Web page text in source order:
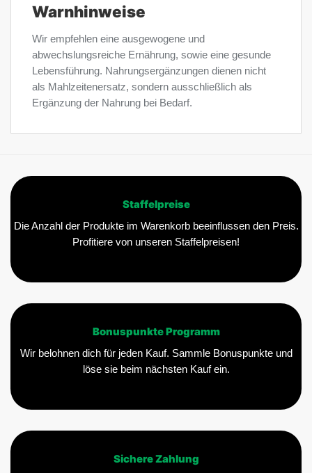
Warnhinweise
Wir empfehlen eine ausgewogene und
abwechslungsreiche Ernährung, sowie eine gesunde
Lebensführung. Nahrungsergänzungen dienen nicht
als Mahlzeitenersatz, sondern ausschließlich als
Ergänzung der Nahrung bei Bedarf.
Staffelpreise
Die Anzahl der Produkte im Warenkorb beeinflussen den Preis.
Profitiere von unseren Staffelpreisen!
Bonuspunkte Programm
Wir belohnen dich für jeden Kauf. Sammle Bonuspunkte und
löse sie beim nächsten Kauf ein.
Sichere Zahlung